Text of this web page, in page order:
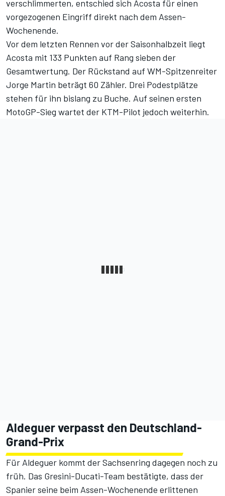
verschlimmerten, entschied sich Acosta für einen
vorgezogenen Eingriff direkt nach dem Assen-
Wochenende.
Vor dem letzten Rennen vor der Saisonhalbzeit liegt
Acosta mit 133 Punkten auf Rang sieben der
Gesamtwertung. Der Rückstand auf WM-Spitzenreiter
Jorge Martin beträgt 60 Zähler. Drei Podestplätze
stehen für ihn bislang zu Buche. Auf seinen ersten
MotoGP-Sieg wartet der KTM-Pilot jedoch weiterhin.
Aldeguer verpasst den Deutschland-
Grand-Prix
Für Aldeguer kommt der Sachsenring dagegen noch zu
früh. Das Gresini-Ducati-Team bestätigte, dass der
Spanier seine beim Assen-Wochenende erlittenen